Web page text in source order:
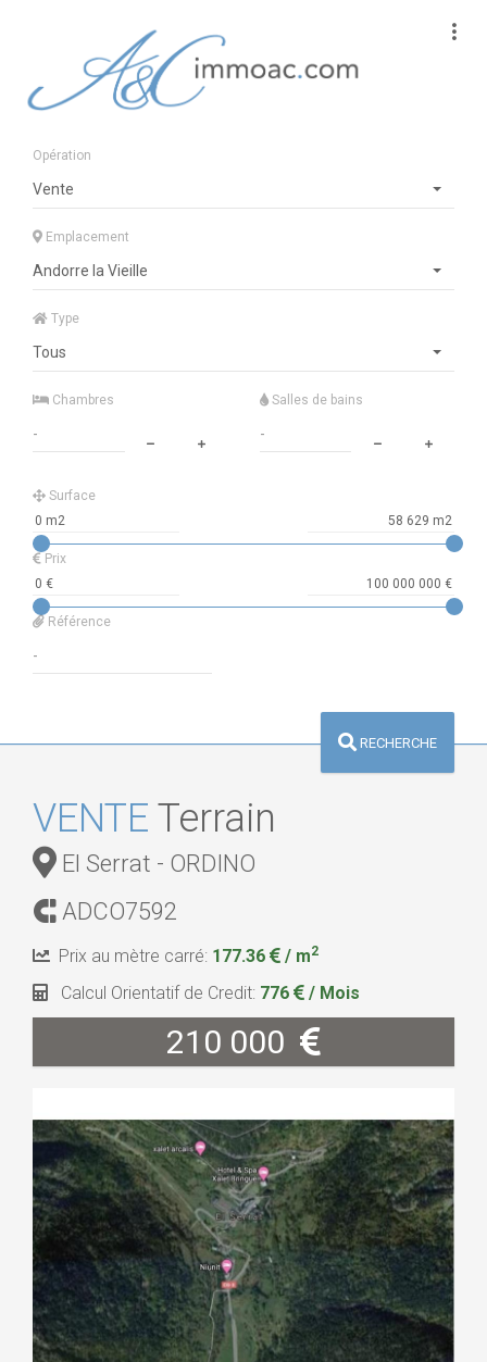
Opération
Vente
Emplacement
Andorre la Vieille
Type
Tous
Chambres Salles de bains
Surface
Prix
Référence
RECHERCHE
VENTE Terrain
El Serrat - ORDINO
ADCO7592
Prix au mètre carré: 177.36 / m2
Calcul Orientatif de Credit: 776 / Mois
210 000